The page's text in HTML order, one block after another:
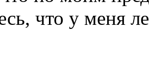
что у меня